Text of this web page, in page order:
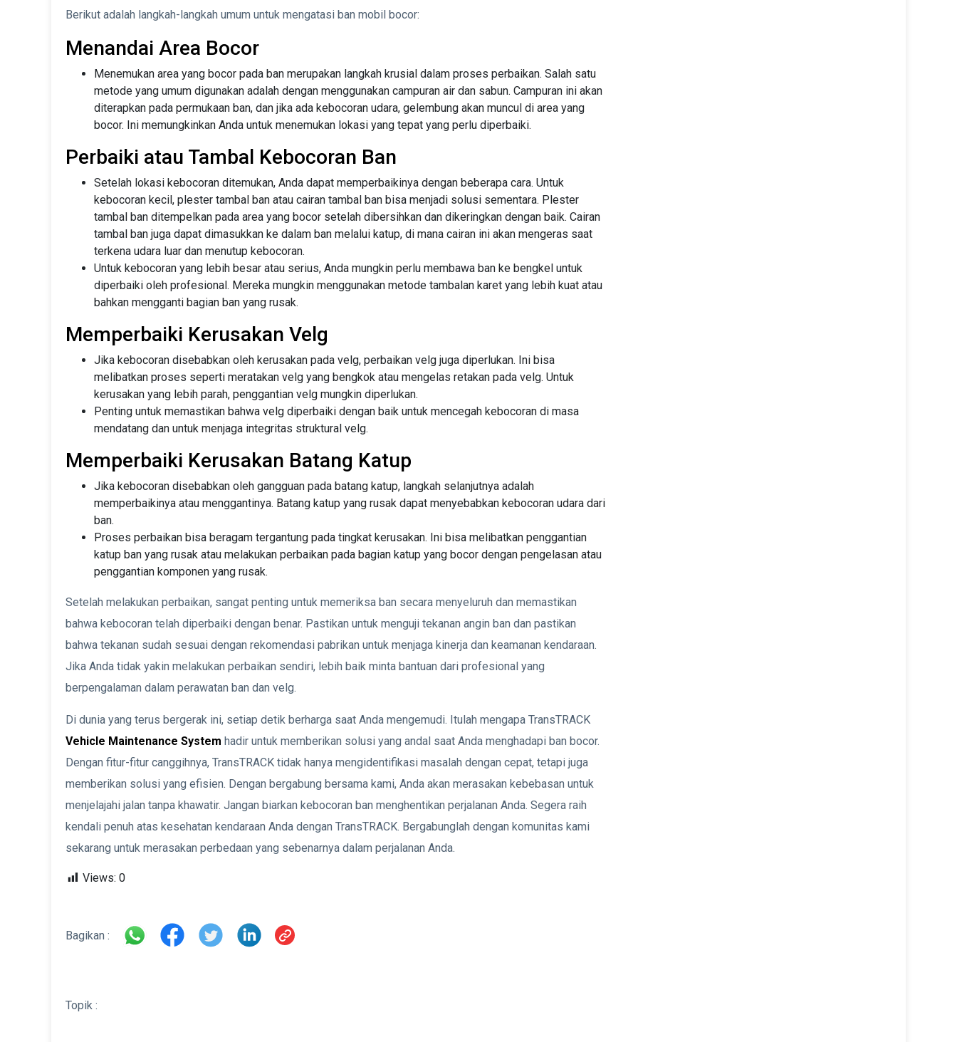
Berikut adalah langkah-langkah umum untuk mengatasi ban mobil bocor:
Menandai Area Bocor
Menemukan area yang bocor pada ban merupakan langkah krusial dalam proses perbaikan. Salah satu
metode yang umum digunakan adalah dengan menggunakan campuran air dan sabun. Campuran ini akan
diterapkan pada permukaan ban, dan jika ada kebocoran udara, gelembung akan muncul di area yang
bocor. Ini memungkinkan Anda untuk menemukan lokasi yang tepat yang perlu diperbaiki.
Perbaiki atau Tambal Kebocoran Ban
Setelah lokasi kebocoran ditemukan, Anda dapat memperbaikinya dengan beberapa cara. Untuk
kebocoran kecil, plester tambal ban atau cairan tambal ban bisa menjadi solusi sementara. Plester
tambal ban ditempelkan pada area yang bocor setelah dibersihkan dan dikeringkan dengan baik. Cairan
tambal ban juga dapat dimasukkan ke dalam ban melalui katup, di mana cairan ini akan mengeras saat
terkena udara luar dan menutup kebocoran.
Untuk kebocoran yang lebih besar atau serius, Anda mungkin perlu membawa ban ke bengkel untuk
diperbaiki oleh profesional. Mereka mungkin menggunakan metode tambalan karet yang lebih kuat atau
bahkan mengganti bagian ban yang rusak.
Memperbaiki Kerusakan Velg
Jika kebocoran disebabkan oleh kerusakan pada velg, perbaikan velg juga diperlukan. Ini bisa
melibatkan proses seperti meratakan velg yang bengkok atau mengelas retakan pada velg. Untuk
kerusakan yang lebih parah, penggantian velg mungkin diperlukan.
Penting untuk memastikan bahwa velg diperbaiki dengan baik untuk mencegah kebocoran di masa
mendatang dan untuk menjaga integritas struktural velg.
Memperbaiki Kerusakan Batang Katup
Jika kebocoran disebabkan oleh gangguan pada batang katup, langkah selanjutnya adalah
memperbaikinya atau menggantinya. Batang katup yang rusak dapat menyebabkan kebocoran udara dari
ban.
Proses perbaikan bisa beragam tergantung pada tingkat kerusakan. Ini bisa melibatkan penggantian
katup ban yang rusak atau melakukan perbaikan pada bagian katup yang bocor dengan pengelasan atau
penggantian komponen yang rusak.
Setelah melakukan perbaikan, sangat penting untuk memeriksa ban secara menyeluruh dan memastikan
bahwa kebocoran telah diperbaiki dengan benar. Pastikan untuk menguji tekanan angin ban dan pastikan
bahwa tekanan sudah sesuai dengan rekomendasi pabrikan untuk menjaga kinerja dan keamanan kendaraan.
Jika Anda tidak yakin melakukan perbaikan sendiri, lebih baik minta bantuan dari profesional yang
berpengalaman dalam perawatan ban dan velg.
Di dunia yang terus bergerak ini, setiap detik berharga saat Anda mengemudi. Itulah mengapa TransTRACK
Vehicle Maintenance System hadir untuk memberikan solusi yang andal saat Anda menghadapi ban bocor.
Dengan fitur-fitur canggihnya, TransTRACK tidak hanya mengidentifikasi masalah dengan cepat, tetapi juga
memberikan solusi yang efisien. Dengan bergabung bersama kami, Anda akan merasakan kebebasan untuk
menjelajahi jalan tanpa khawatir. Jangan biarkan kebocoran ban menghentikan perjalanan Anda. Segera raih
kendali penuh atas kesehatan kendaraan Anda dengan TransTRACK. Bergabunglah dengan komunitas kami
sekarang untuk merasakan perbedaan yang sebenarnya dalam perjalanan Anda.
Views: 0
Bagikan :
Topik :